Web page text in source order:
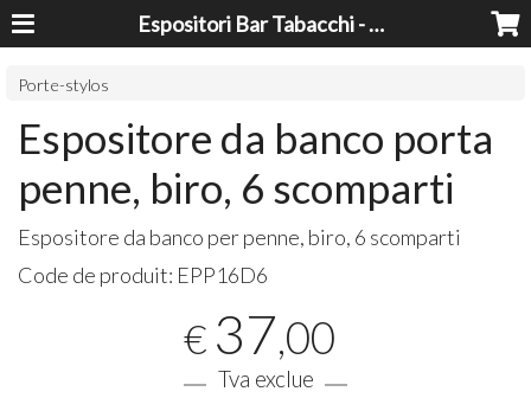
Espositori Bar Tabacchi - Lavorazioni Plexiglass Bari
Porte-stylos
Espositore da banco porta
penne, biro, 6 scomparti
Espositore da banco per penne, biro, 6 scomparti
Code de produit: EPP16D6
€ 37,00
Tva exclue